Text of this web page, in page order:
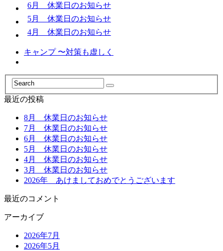
6月 休業日のお知らせ
5月 休業日のお知らせ
4月 休業日のお知らせ
キャンプ 〜対策も虚しく
最近の投稿
8月 休業日のお知らせ
7月 休業日のお知らせ
6月 休業日のお知らせ
5月 休業日のお知らせ
4月 休業日のお知らせ
3月 休業日のお知らせ
2026年 あけましておめでとうございます
最近のコメント
アーカイブ
2026年7月
2026年5月